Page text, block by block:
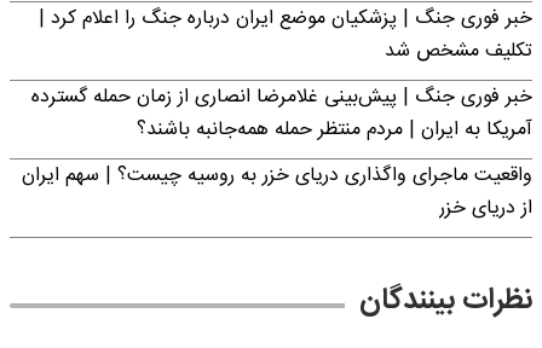
خبر فوری جنگ | پزشکیان موضع ایران درباره جنگ را اعلام کرد |
تکلیف مشخص شد
خبر فوری جنگ | پیش‌بینی غلامرضا انصاری از زمان حمله گسترده
آمریکا به ایران | مردم منتظر حمله همه‌جانبه باشند؟
واقعیت ماجرای واگذاری دریای خزر به روسیه چیست؟ | سهم ایران
از دریای خزر
نظرات بینندگان